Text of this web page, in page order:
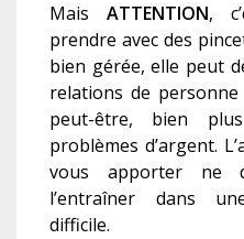
Mais ATTENTION,
prendre avec des
bien gérée, elle peut
relations de
peut-être, bien
problèmes d’argent.
vous apporter ne
l’entraîner dans
difficile.